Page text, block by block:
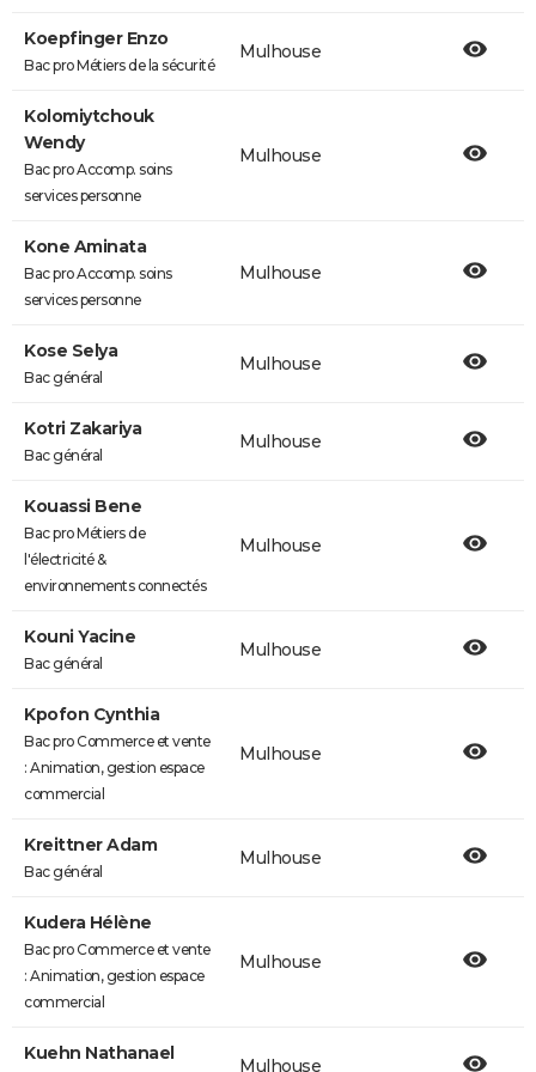
Koepfinger Enzo
Bac pro Métiers de la sécurité
Mulhouse
Kolomiytchouk
Wendy
Bac pro Accomp. soins
services personne
Mulhouse
Kone Aminata
Bac pro Accomp. soins
services personne
Mulhouse
Kose Selya
Bac général
Mulhouse
Kotri Zakariya
Bac général
Mulhouse
Kouassi Bene
Bac pro Métiers de
l'électricité &
environnements connectés
Mulhouse
Kouni Yacine
Bac général
Mulhouse
Kpofon Cynthia
Bac pro Commerce et vente
: Animation, gestion espace
commercial
Mulhouse
Kreittner Adam
Bac général
Mulhouse
Kudera Hélène
Bac pro Commerce et vente
: Animation, gestion espace
commercial
Mulhouse
Kuehn Nathanael
Mulhouse